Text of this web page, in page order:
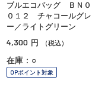
ブルエコバッグ ＢＮ０
０１２ チャコールグレ
ー／ライトグリーン
4,300 円 （税込）
在庫：○
OPポイント対象